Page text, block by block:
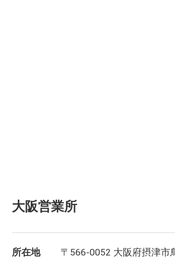
大阪営業所
所在地 〒566-0052 大阪府摂津市